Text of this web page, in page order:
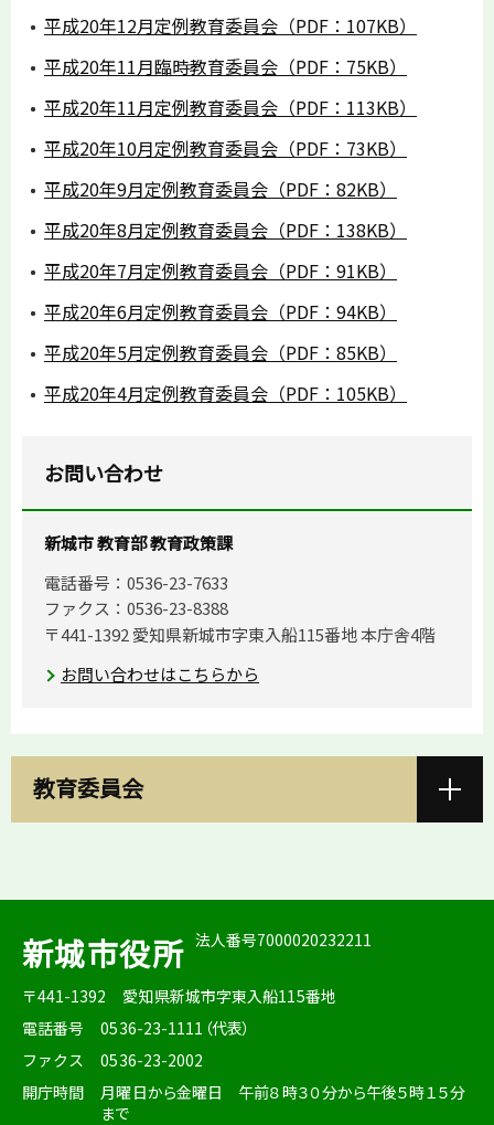
平成20年12月定例教育委員会（PDF：107KB）
平成20年11月臨時教育委員会（PDF：75KB）
平成20年11月定例教育委員会（PDF：113KB）
平成20年10月定例教育委員会（PDF：73KB）
平成20年9月定例教育委員会（PDF：82KB）
平成20年8月定例教育委員会（PDF：138KB）
平成20年7月定例教育委員会（PDF：91KB）
平成20年6月定例教育委員会（PDF：94KB）
平成20年5月定例教育委員会（PDF：85KB）
平成20年4月定例教育委員会（PDF：105KB）
お問い合わせ
新城市 教育部 教育政策課
電話番号：0536-23-7633
ファクス：0536-23-8388
〒441-1392 愛知県新城市字東入船115番地 本庁舎4階
お問い合わせはこちらから
教育委員会
新城市役所 法人番号7000020232211
〒441-1392
愛知県新城市字東入船115番地
電話番号
0536-23-1111（代表）
ファクス
0536-23-2002
開庁時間
月曜日から金曜日 午前８時３０分から午後５時１５分
まで